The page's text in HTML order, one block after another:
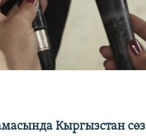
Кыргызстан сөз